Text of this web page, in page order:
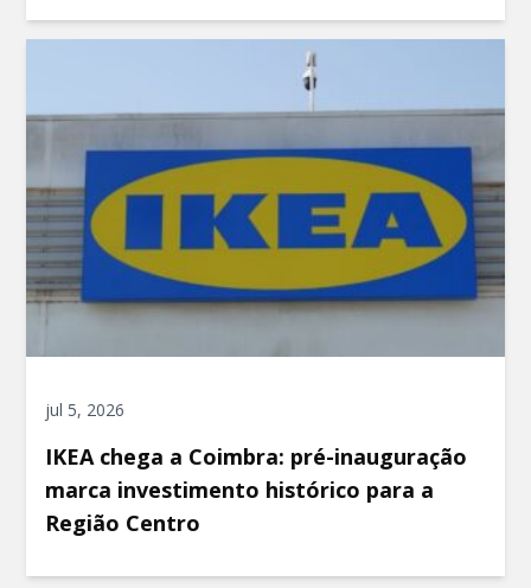
jul 5, 2026
IKEA chega a Coimbra: pré-inauguração
marca investimento histórico para a
Região Centro